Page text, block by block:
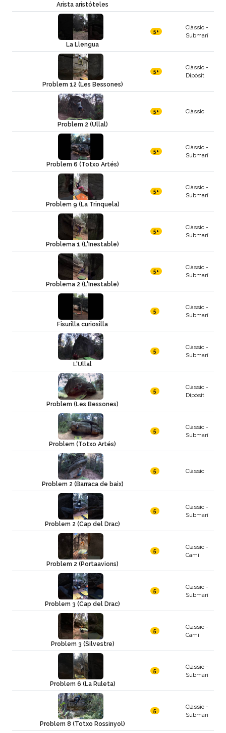
Arista aristóteles
La Llengua
5+
Clàssic -
Submarí
Problem 12 (Les Bessones)
5+
Clàssic -
Dipòsit
Problem 2 (Ullal)
5+ Clàssic
Problem 6 (Totxo Artés)
5+
Clàssic -
Submarí
Problem 9 (La Trinquela)
5+
Clàssic -
Submarí
Problema 1 (L'Inestable)
5+
Clàssic -
Submarí
Problema 2 (L'Inestable)
5+
Clàssic -
Submarí
Fisurilla curiosilla
5
Clàssic -
Submarí
L'Ullal
5
Clàssic -
Submarí
Problem (Les Bessones)
5
Clàssic -
Dipòsit
Problem (Totxo Artés)
5
Clàssic -
Submarí
Problem 2 (Barraca de baix)
5 Clàssic
Problem 2 (Cap del Drac)
5
Clàssic -
Submarí
Problem 2 (Portaavions)
5
Clàssic -
Camí
Problem 3 (Cap del Drac)
5
Clàssic -
Submarí
Problem 3 (Silvestre)
5
Clàssic -
Camí
Problem 6 (La Ruleta)
5
Clàssic -
Submarí
Problem 8 (Totxo Rossinyol)
5
Clàssic -
Submarí